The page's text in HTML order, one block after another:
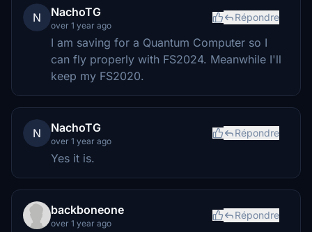
N NachoTG
over 1 year ago
Répondre
I am saving for a Quantum Computer so I
can fly properly with FS2024. Meanwhile I'll
keep my FS2020.
N NachoTG
over 1 year ago
Répondre
Yes it is.
backboneone
over 1 year ago
Répondre